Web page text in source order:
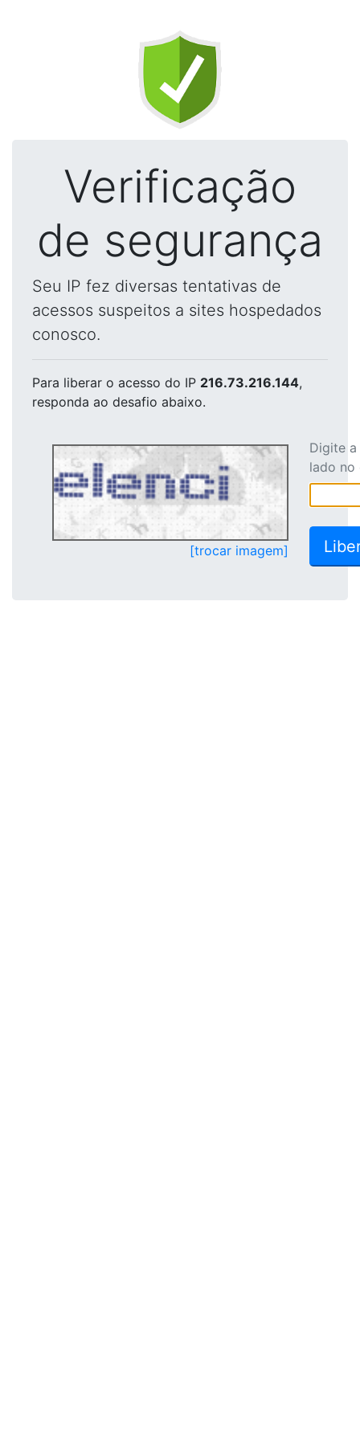
Verificação
de segurança
Seu IP fez diversas tentativas de
acessos suspeitos a sites hospedados
conosco.
Para liberar o acesso do IP 216.73.216.144,
responda ao desafio abaixo.
[trocar imagem]
Digite
lado no